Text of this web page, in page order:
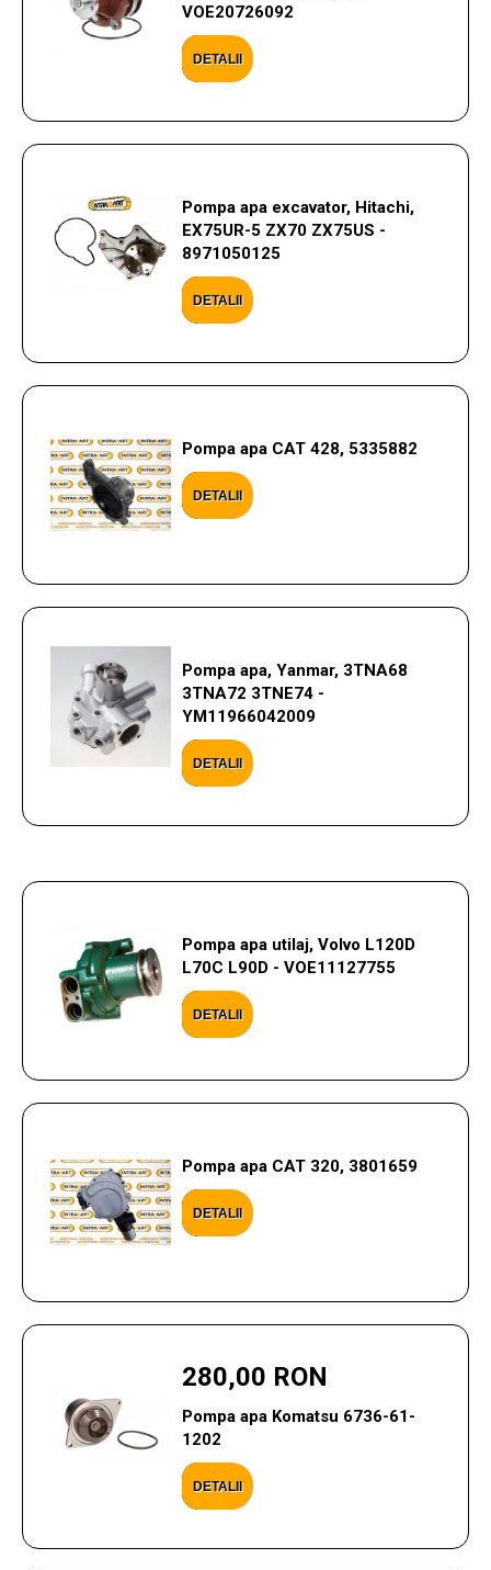
VOE20726092
DETALII
Pompa apa excavator, Hitachi,
EX75UR-5 ZX70 ZX75US -
8971050125
DETALII
Pompa apa CAT 428, 5335882
DETALII
Pompa apa, Yanmar, 3TNA68
3TNA72 3TNE74 -
YM11966042009
DETALII
Pompa apa utilaj, Volvo L120D
L70C L90D - VOE11127755
DETALII
Pompa apa CAT 320, 3801659
DETALII
280,00 RON
Pompa apa Komatsu 6736-61-
1202
DETALII